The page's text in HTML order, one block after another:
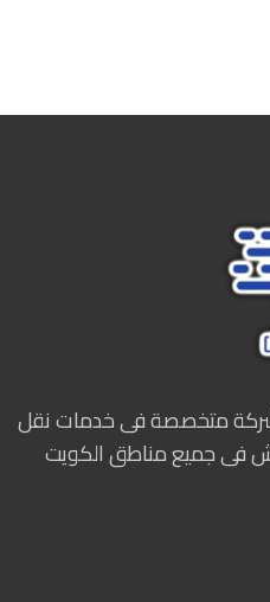
متخصصة فى خدمات نقل
فى جميع مناطق الكويت